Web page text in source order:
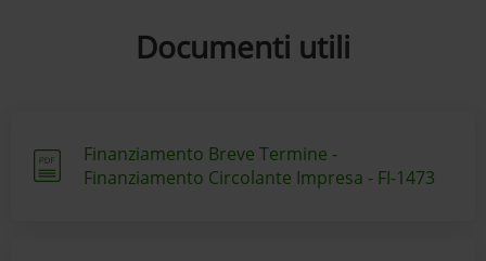
Documenti utili
Finanziamento Breve Termine -
Finanziamento Circolante Impresa - FI-1473